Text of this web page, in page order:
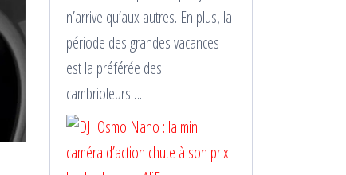
n’arrive qu’aux autres. En plus, la
période des grandes vacances
est la préférée des
cambrioleurs……